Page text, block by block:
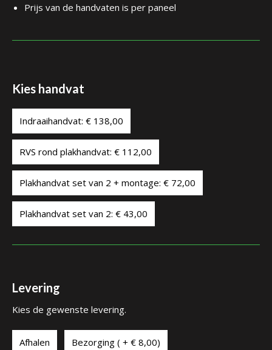
Prijs van de handvaten is per paneel
Kies handvat
Indraaihandvat: € 138,00
RVS rond plakhandvat: € 112,00
Plakhandvat set van 2 + montage: € 72,00
Plakhandvat set van 2: € 43,00
Levering
Kies de gewenste levering.
Afhalen Bezorging ( + € 8,00)